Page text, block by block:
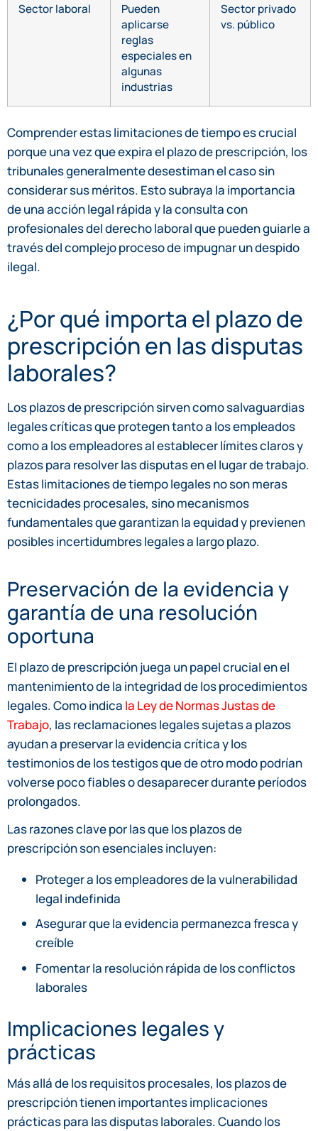
Sector laboral
Pueden
aplicarse
reglas
especiales en
algunas
industrias
Sector privado
vs. público
Comprender estas limitaciones de tiempo es crucial
porque una vez que expira el plazo de prescripción, los
tribunales generalmente desestiman el caso sin
considerar sus méritos. Esto subraya la importancia
de una acción legal rápida y la consulta con
profesionales del derecho laboral que pueden guiarle a
través del complejo proceso de impugnar un despido
ilegal.
¿Por qué importa el plazo de
prescripción en las disputas
laborales?
Los plazos de prescripción sirven como salvaguardias
legales críticas que protegen tanto a los empleados
como a los empleadores al establecer límites claros y
plazos para resolver las disputas en el lugar de trabajo.
Estas limitaciones de tiempo legales no son meras
tecnicidades procesales, sino mecanismos
fundamentales que garantizan la equidad y previenen
posibles incertidumbres legales a largo plazo.
Preservación de la evidencia y
garantía de una resolución
oportuna
El plazo de prescripción juega un papel crucial en el
mantenimiento de la integridad de los procedimientos
legales. Como indica la Ley de Normas Justas de
Trabajo, las reclamaciones legales sujetas a plazos
ayudan a preservar la evidencia crítica y los
testimonios de los testigos que de otro modo podrían
volverse poco fiables o desaparecer durante períodos
prolongados.
Las razones clave por las que los plazos de
prescripción son esenciales incluyen:
Proteger a los empleadores de la vulnerabilidad
legal indefinida
Asegurar que la evidencia permanezca fresca y
creíble
Fomentar la resolución rápida de los conflictos
laborales
Implicaciones legales y
prácticas
Más allá de los requisitos procesales, los plazos de
prescripción tienen importantes implicaciones
prácticas para las disputas laborales. Cuando los